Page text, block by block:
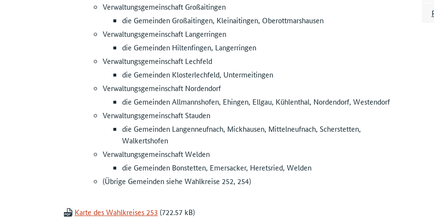
Verwaltungsgemeinschaft Großaitingen
die Gemeinden Großaitingen, Kleinaitingen, Oberottmarshausen
Verwaltungsgemeinschaft Langerringen
die Gemeinden Hiltenfingen, Langerringen
Verwaltungsgemeinschaft Lechfeld
die Gemeinden Klosterlechfeld, Untermeitingen
Verwaltungsgemeinschaft Nordendorf
die Gemeinden Allmannshofen, Ehingen, Ellgau, Kühlenthal, Nordendorf, Westendorf
Verwaltungsgemeinschaft Stauden
die Gemeinden Langenneufnach, Mickhausen, Mittelneufnach, Scherstetten,
Walkertshofen
Verwaltungsgemeinschaft Welden
die Gemeinden Bonstetten, Emersacker, Heretsried, Welden
(Übrige Gemeinden siehe Wahlkreise 252, 254)
Karte des Wahlkreises 253